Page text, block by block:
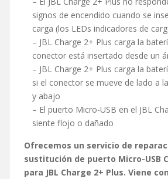
signos de encendido cuando se
carga (los LEDs indicadores de
– JBL Charge 2+ Plus carga la
conector está insertado desde un
– JBL Charge 2+ Plus carga la
si el conector se mueve de lado a
y abajo
– El puerto Micro-USB en el JBL
siente flojo o dañado
Ofrecemos un servicio de
sustitución de puerto Micro-USB
para JBL Charge 2+ Plus. Viene